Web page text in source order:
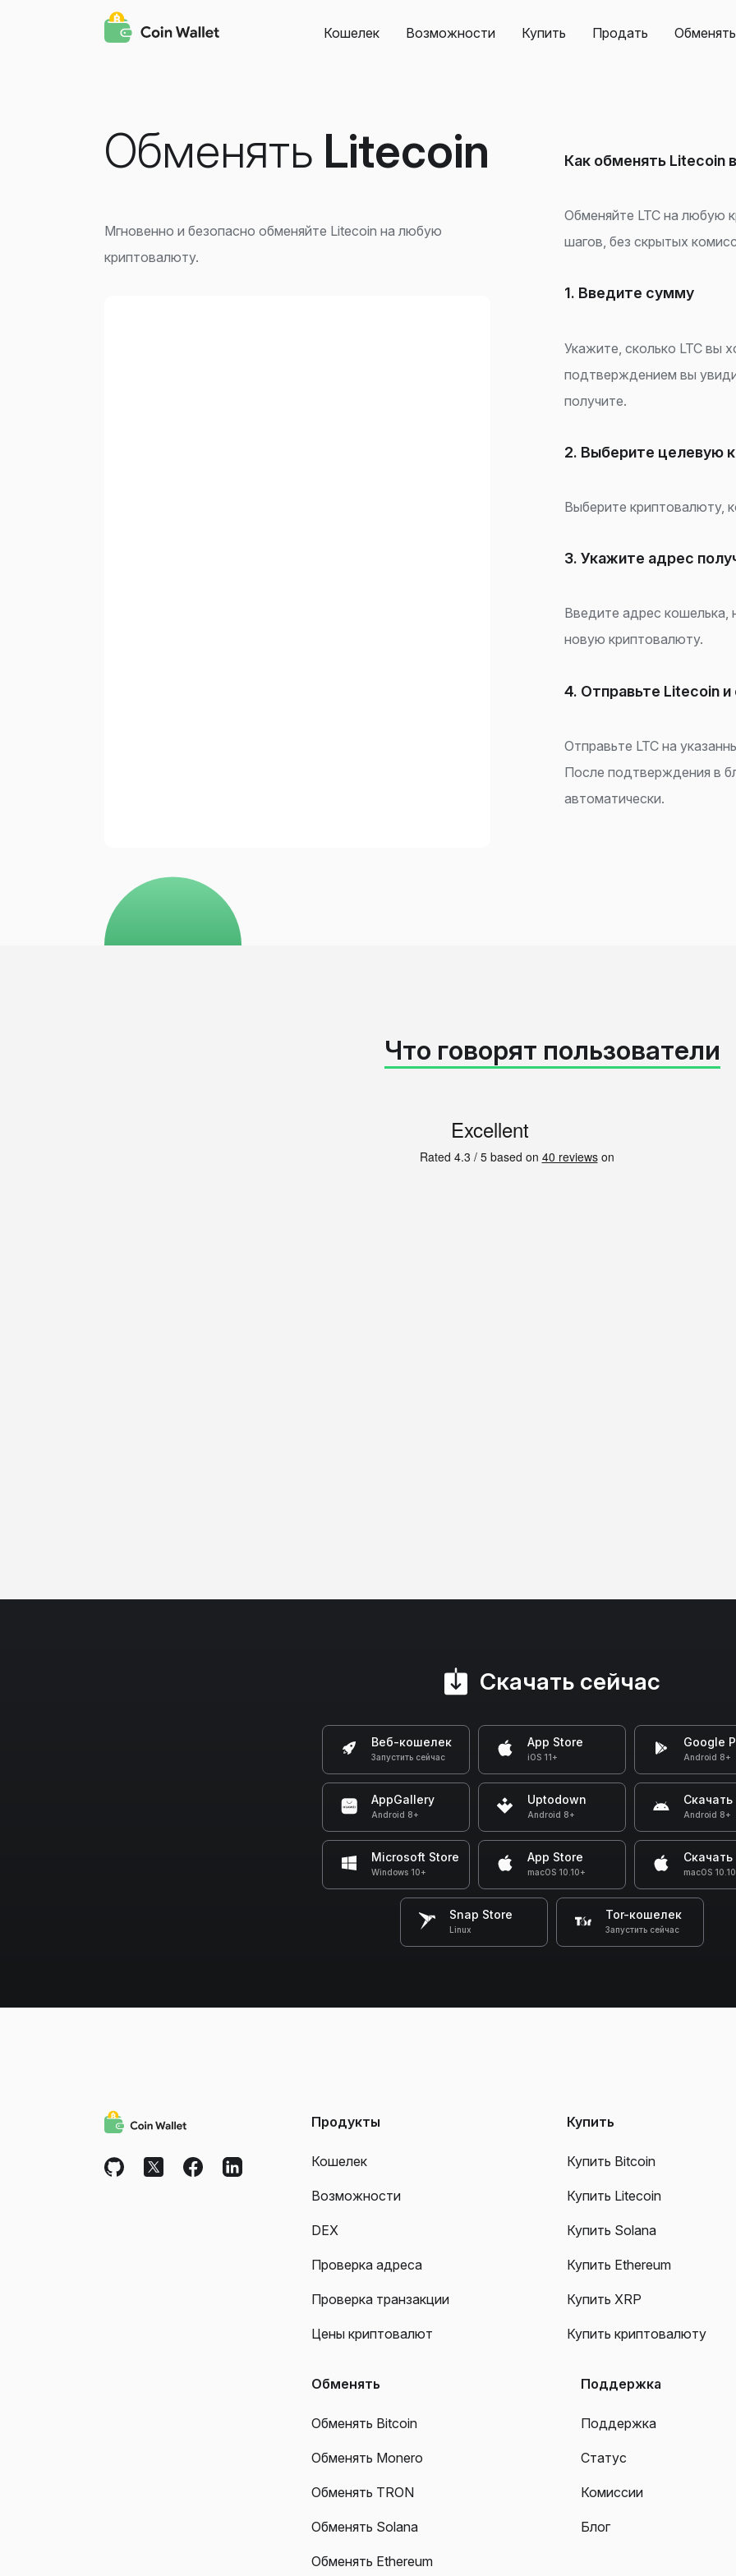
Кошелек Возможности Купить Продать Обменять
Обменять Litecoin
Мгновенно и безопасно обменяйте Litecoin на любую
криптовалюту.
Как обменять Litecoin
Обменяйте LTC на любую
шагов, без скрытых
1. Введите сумму
Укажите, сколько LTC вы
подтверждением вы
получите.
2. Выберите целевую
Выберите криптовалюту,
3. Укажите адрес
Введите адрес кошелька,
новую криптовалюту.
4. Отправьте Litecoin
Отправьте LTC на
После подтверждения в
автоматически.
Что говорят пользователи
Скачать сейчас
Веб-кошелек
Запустить сейчас
App Store
iOS 11+
Google
Android 8+
AppGallery
Android 8+
Uptodown
Android 8+
Скачать
Android 8+
Microsoft Store
Windows 10+
App Store
macOS 10.10+
Скачать
macOS
Snap Store
Linux
Tor-кошелек
Запустить сейчас
Продукты
Кошелек
Возможности
DEX
Проверка адреса
Проверка транзакции
Цены криптовалют
Купить
Купить Bitcoin
Купить Litecoin
Купить Solana
Купить Ethereum
Купить XRP
Купить криптовалюту
Обменять
Обменять Bitcoin
Обменять Monero
Обменять TRON
Обменять Solana
Обменять Ethereum
Поддержка
Поддержка
Статус
Комиссии
Блог